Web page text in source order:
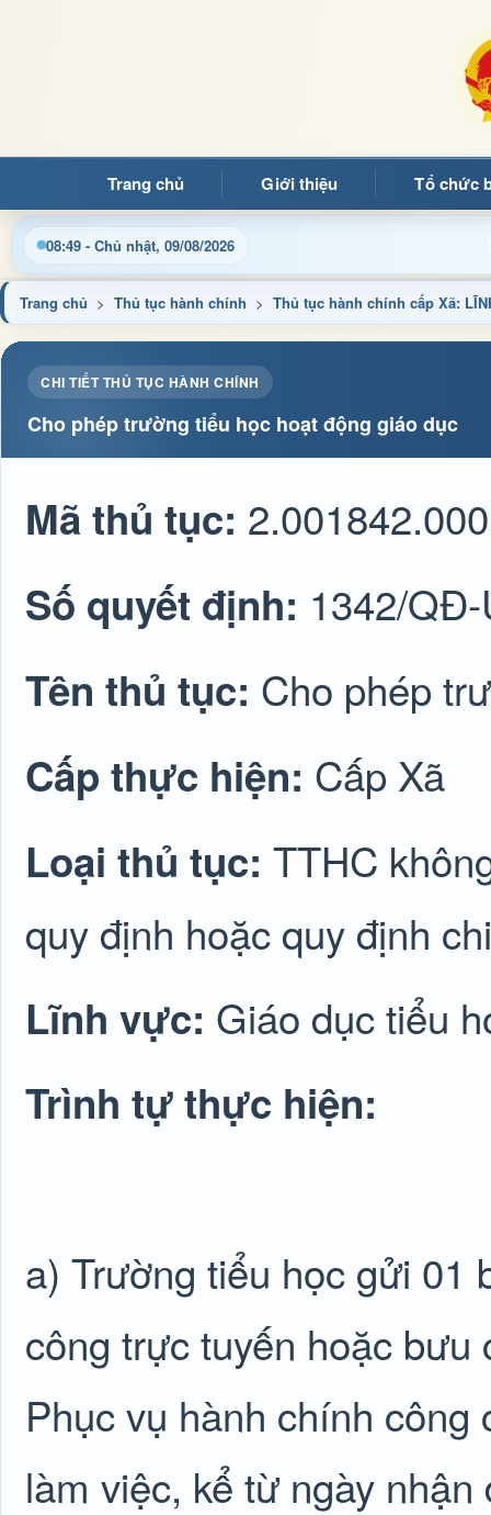
Trang chủ Giới thiệu Tổ chức
08:49 - Chủ nhật, 09/08/2026
quý bạn đọc đến với Trang thông tin điện tử xã Mường Ảng
Trang chủ > Thủ tục hành chính > Thủ tục hành chính cấp Xã:
CHI TIẾT THỦ TỤC HÀNH CHÍNH
Cho phép trường tiểu học hoạt động giáo dục
Mã thủ tục:
Số quyết định: 1342/
Tên thủ tục: Cho phép
Cấp thực hiện: Cấp Xã
Loại thủ tục: TTHC
quy định hoặc quy định
Lĩnh vực: Giáo dục tiểu
Trình tự thực hiện:
a) Trường tiểu học gửi 01
công trực tuyến hoặc
Phục vụ hành chính công
làm việc, kể từ ngày